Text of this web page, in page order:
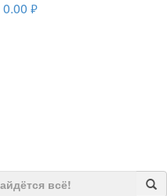
0.00 руб.